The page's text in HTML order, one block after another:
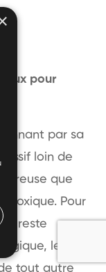
pour
par sa
loin de
que
toxique. Pour
reste
le
tout autre